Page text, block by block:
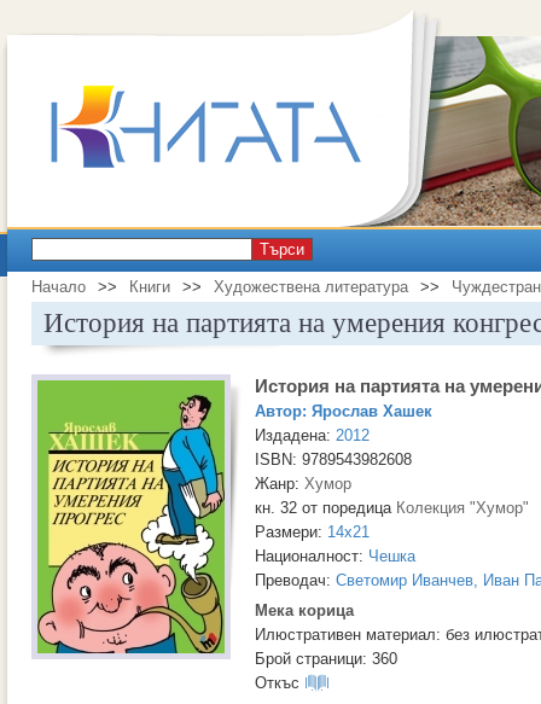
Търси
Начало >> Книги >> Художествена литература >>
История на партията на умерения
История на партията на
Автор: Ярослав Хашек
Издадена: 2012
ISBN: 9789543982608
Жанр: Хумор
кн. 32 от поредица Колекция "Хумор"
Размери: 14x21
Националност: Чешка
Преводач: Светомир Иванчев, Иван
Мека корица
Илюстративен материал: без
Брой страници: 360
Откъс